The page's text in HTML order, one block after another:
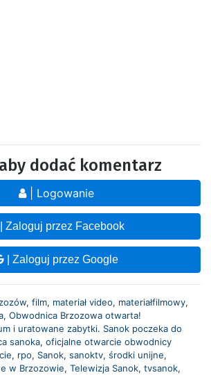
dodać komentarz
| Logowanie
| Zaloguj przez Facebook
| Zaloguj przez Google
, film, materiał video, materiałfilmowy,
, Obwodnica Brzozowa otwarta!
i uratowane zabytki. Sanok poczeka do
sanoka, oficjalne otwarcie obwodnicy
, rpo, Sanok, sanoktv, środki unijne,
w Brzozowie, Telewizja Sanok, tvsanok,